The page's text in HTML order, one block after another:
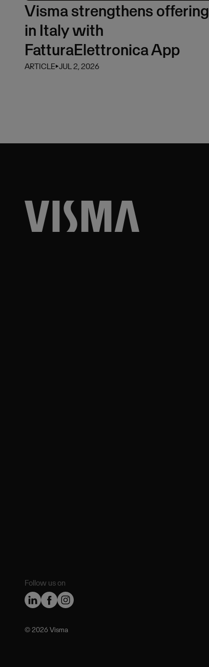
Visma strengthens offering
in Italy with
FatturaElettronica App
ARTICLE⏵JUL 2, 2026
Follow us on
©️ 2026 Visma